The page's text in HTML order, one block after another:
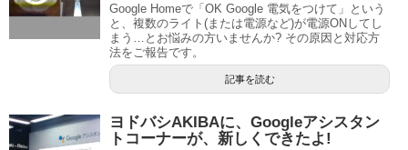
Google Homeで「OK Google 電気をつけて」という
と、複数のライト(または電源など)が電源ONしてし
まう…とお悩みの方いませんか? その原因と対応方
法をご報告です。
記事を読む
ヨドバシAKIBAに、Googleアシスタン
トコーナーが、新しくできたよ!